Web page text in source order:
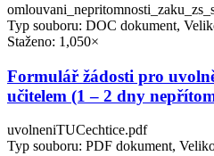
Typ souboru: DOC dokument,
Staženo: 1,050×
Formulář žádosti pro
učitelem (1 – 2 dny
uvolneniTUCechtice.pdf
Typ souboru: PDF dokument,